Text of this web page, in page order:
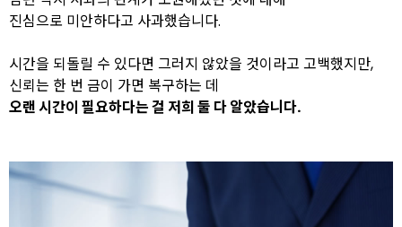
진심으로 미안하다고 사과했습니다.
시간을 되돌릴 수 있다면 그러지 않았을 것이라고 고백했지만,
신뢰는 한 번 금이 가면 복구하는 데
오랜 시간이 필요하다는 걸 저희 둘 다 알았습니다.